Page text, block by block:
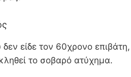
είδε τον 60χρονο επιβάτη,
το σοβαρό ατύχημα.